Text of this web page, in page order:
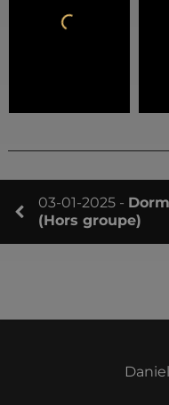
03-01-2025 -
(Hors groupe)